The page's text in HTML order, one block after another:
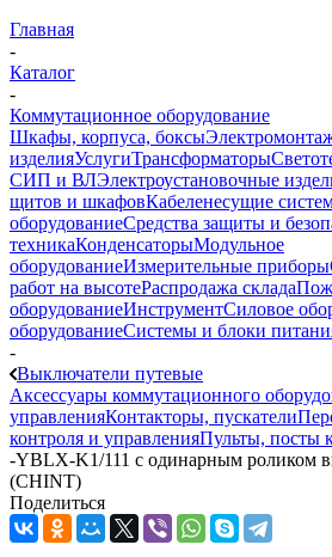
Главная
-
Каталог
-
Коммутационное оборудование
Шкафы, корпуса, боксы
изделияУслугиТрансформаторы
СИП и ВЛЭлектроустановочные
щитов и шкафовКабеленесущие
оборудованиеСредства защиты и
техникаКонденсаторыМодульное
оборудованиеИзмерительные приборы
работ на высотеРаспродажа склада
оборудованиеИнструментСиловое
оборудованиеСистемы и блоки
-
Выключатели путевые
Аксессуары коммутационного
управленияКонтакторы, пускатели
контроля и управленияПульты, посты
-YBLX-K1/111 c одинарным роликом
(CHINT)
Поделиться